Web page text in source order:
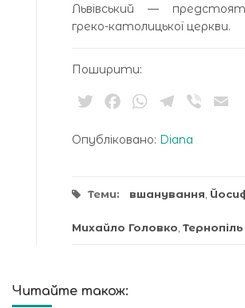
Львівський —
греко-католицької церкви.
Поширити:
TwitterFacebookWhatsApp
Telegram
Viber
Опубліковано: Diana
Теми: вшанування
Михайло Головко Тернопіль
Читайте також: